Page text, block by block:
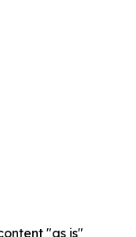
"as is"